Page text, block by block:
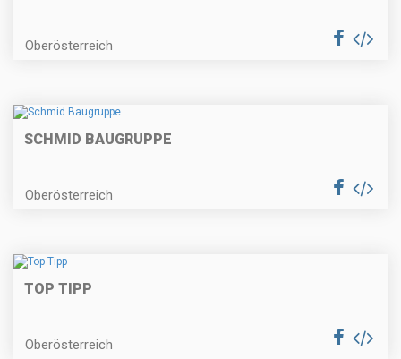
Oberösterreich
SCHMID BAUGRUPPE
Oberösterreich
TOP TIPP
Oberösterreich